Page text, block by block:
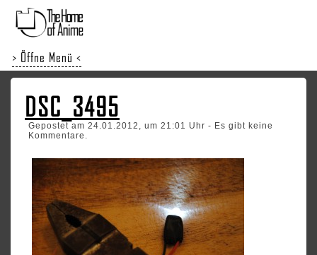
> Öffne Menü <
DSC_3495
Gepostet am 24.01.2012, um 21:01 Uhr - Es gibt keine
Kommentare.